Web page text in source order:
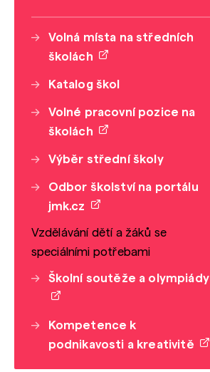
Volná místa na středních
školách
Katalog škol
Volné pracovní pozice na
školách
Výběr střední školy
Odbor školství na portálu
jmk.cz
Vzdělávání dětí a žáků se
speciálními potřebami
Školní soutěže a olympiády
Kompetence k
podnikavosti a kreativitě